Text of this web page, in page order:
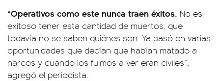
“Operativos como este nunca traen éxitos. No es
exitoso tener esta cantidad de muertos, que
todavía no se saben quiénes son. Ya pasó en varias
oportunidades que decían que habían matado a
narcos y cuando los fuimos a ver eran civiles”,
agregó el periodista.